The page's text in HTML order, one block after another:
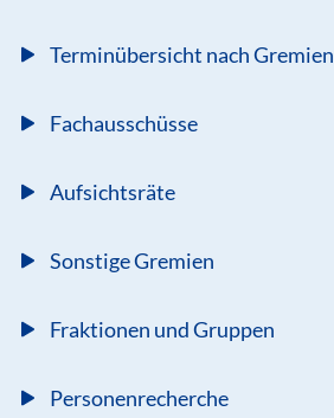
Terminübersicht nach Gremien
Fachausschüsse
Aufsichtsräte
Sonstige Gremien
Fraktionen und Gruppen
Personenrecherche